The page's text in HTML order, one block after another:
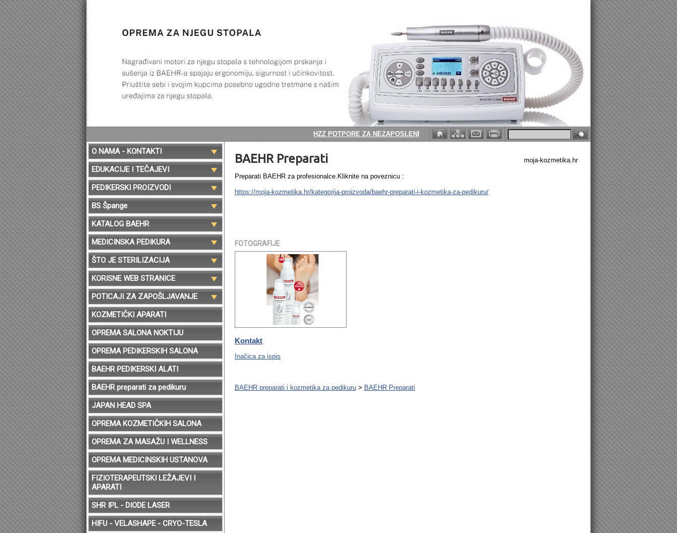
HZZ POTPORE ZA NEZAPOSLENE OSOBE. OBJAVLJENI SU POTICAJI GRADA ZAGREBA
O NAMA - KONTAKTI
EDUKACIJE I TEČAJEVI
PEDIKERSKI PROIZVODI
BS Špange
KATALOG BAEHR
MEDICINSKA PEDIKURA
ŠTO JE STERILIZACIJA
KORISNE WEB STRANICE
POTICAJI ZA ZAPOŠLJAVANJE
KOZMETIČKI APARATI
OPREMA SALONA NOKTIJU
OPREMA PEDIKERSKIH SALONA
BAEHR PEDIKERSKI ALATI
BAEHR preparati za pedikuru
JAPAN HEAD SPA
OPREMA KOZMETIČKIH SALONA
OPREMA ZA MASAŽU I WELLNESS
OPREMA MEDICINSKIH USTANOVA
FIZIOTERAPEUTSKI LEŽAJEVI I
APARATI
SHR IPL - DIODE LASER
HIFU - VELASHAPE - CRYO-TESLA
BAEHR Preparati moja-kozmetika.hr
Preparati BAEHR za profesionalce.Kliknite na poveznicu :
https://moja-kozmetika.hr/kategorija-proizvoda/baehr-preparati-i-kozmetika-za-pedikuru/
FOTOGRAFIJE
Kontakt
Inačica za ispis
BAEHR preparati i kozmetika za pedikuru > BAEHR Preparati